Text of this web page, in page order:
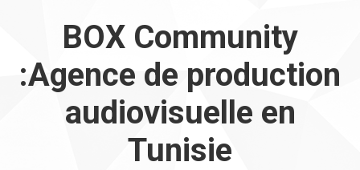
BOX Community
:Agence de production
audiovisuelle en
Tunisie